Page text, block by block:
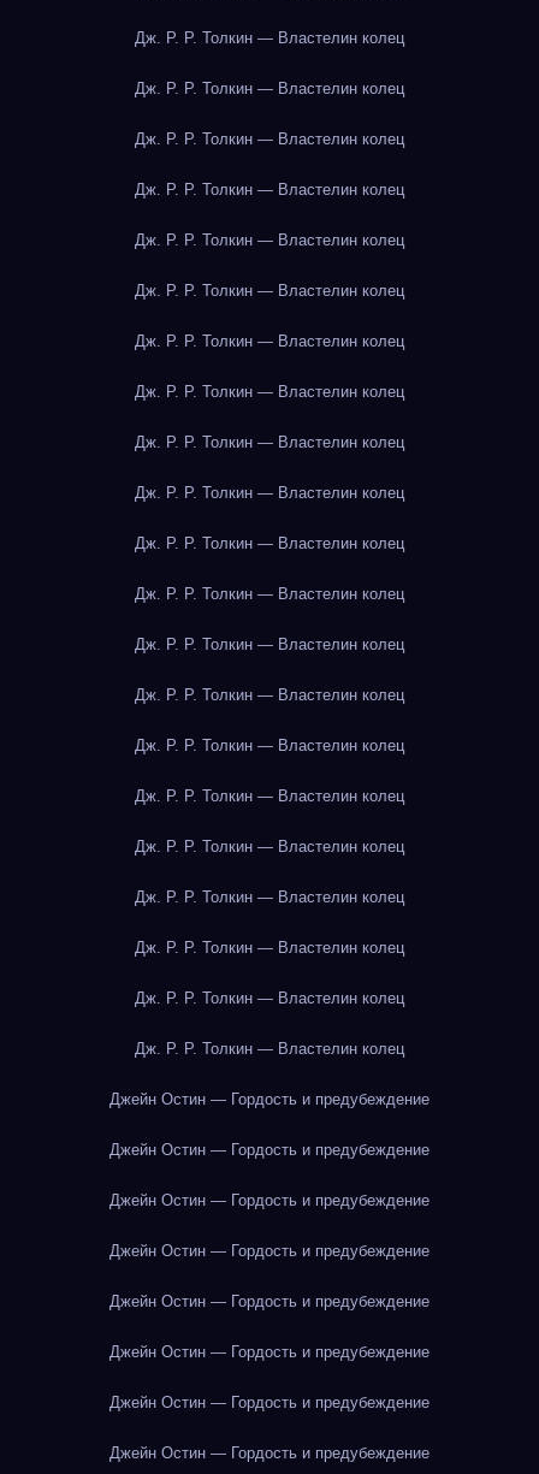
Дж. Р. Р. Толкин — Властелин колец
Дж. Р. Р. Толкин — Властелин колец
Дж. Р. Р. Толкин — Властелин колец
Дж. Р. Р. Толкин — Властелин колец
Дж. Р. Р. Толкин — Властелин колец
Дж. Р. Р. Толкин — Властелин колец
Дж. Р. Р. Толкин — Властелин колец
Дж. Р. Р. Толкин — Властелин колец
Дж. Р. Р. Толкин — Властелин колец
Дж. Р. Р. Толкин — Властелин колец
Дж. Р. Р. Толкин — Властелин колец
Дж. Р. Р. Толкин — Властелин колец
Дж. Р. Р. Толкин — Властелин колец
Дж. Р. Р. Толкин — Властелин колец
Дж. Р. Р. Толкин — Властелин колец
Дж. Р. Р. Толкин — Властелин колец
Дж. Р. Р. Толкин — Властелин колец
Дж. Р. Р. Толкин — Властелин колец
Дж. Р. Р. Толкин — Властелин колец
Дж. Р. Р. Толкин — Властелин колец
Дж. Р. Р. Толкин — Властелин колец
Джейн Остин — Гордость и предубеждение
Джейн Остин — Гордость и предубеждение
Джейн Остин — Гордость и предубеждение
Джейн Остин — Гордость и предубеждение
Джейн Остин — Гордость и предубеждение
Джейн Остин — Гордость и предубеждение
Джейн Остин — Гордость и предубеждение
Джейн Остин — Гордость и предубеждение